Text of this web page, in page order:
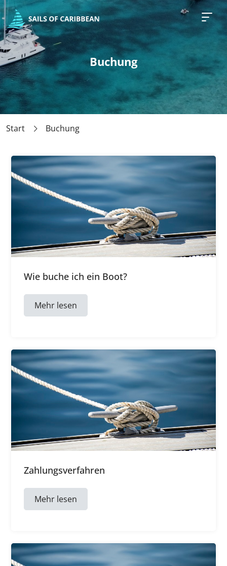
Buchung
Start Buchung
Wie buche ich ein Boot?
Mehr lesen
Zahlungsverfahren
Mehr lesen